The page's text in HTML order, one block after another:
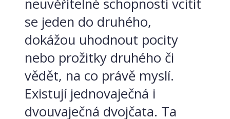
neuvěřitelné schopnosti vcítit
se jeden do druhého,
dokážou uhodnout pocity
nebo prožitky druhého či
vědět, na co právě myslí.
Existují jednovaječná i
dvouvaječná dvojčata. Ta